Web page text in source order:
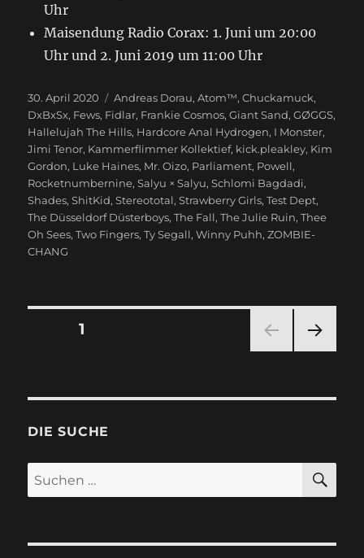
Uhr
Maisendung Radio Corax: 1. Juni um 20:00
Uhr und 2. Juni 2019 um 11:00 Uhr
Veröffentlicht
am
30. April 2020 Schlagwörter
Andreas Dorau,Atom™,Chuckamuck,
DxBxSx, Fews, Fidlar, Frankie Cosmos,Giant Sand,GØGGS,
Hallelujah The Hills, Hardcore Anal Hydrogen, I Monster,
Jimi Tenor, Kammerflimmer Kollektief, kick.pleakley, Kim
Gordon, Luke Haines, Mr. Oizo, Parliament, Powell,
Rocketnumbernine,Salyu × Salyu,Schlomi Bagdadi,
Shades,ShitKid,Stereototal,Strawberry Girls,Test Dept,
The Düsseldorf Düsterboys,The Fall,The Julie Ruin,Thee
Oh Sees,Two Fingers,Ty Segall,Winny Puhh,ZOMBIE-
CHANG
Seitennummerierung
Beiträge
1
E
DIE SUCHE
Suchen
nach: